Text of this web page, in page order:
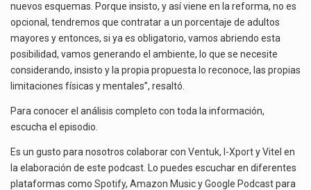
nuevos esquemas. Porque insisto, y así viene en la reforma, no es
opcional, tendremos que contratar a un porcentaje de adultos
mayores y entonces, si ya es obligatorio, vamos abriendo esta
posibilidad, vamos generando el ambiente, lo que se necesite
considerando, insisto y la propia propuesta lo reconoce, las propias
limitaciones físicas y mentales”, resaltó.
Para conocer el análisis completo con toda la información,
escucha el episodio.
Es un gusto para nosotros colaborar con Ventuk, I-XportyVitel en
la elaboración de este podcast. Lo puedes escuchar en diferentes
plataformas como Spotify, Amazon MusicyGoogle Podcastpara